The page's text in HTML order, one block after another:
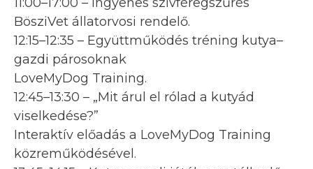
BösziVet állatorvosi rendelő.
12:15–12:35 – Együttműködés tréning kutya–
gazdi párosoknak
LoveMyDog Training.
12:45–13:30 – „Mit árul el rólad a kutyád
viselkedése?”
Interaktív előadás a LoveMyDog Training
közreműködésével.